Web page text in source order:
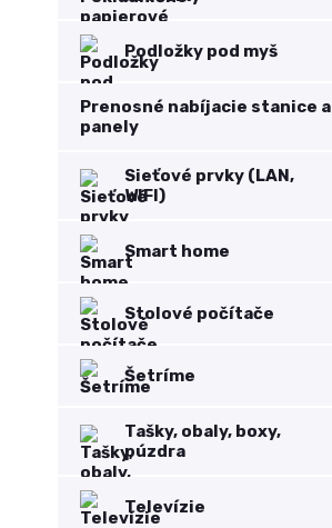
Podložky pod myš
Prenosné nabíjacie stanice a
panely
Sieťové prvky (LAN,
WIFI)
Smart home
Stolové počítače
Šetríme
Tašky, obaly, boxy,
púzdra
Televízie